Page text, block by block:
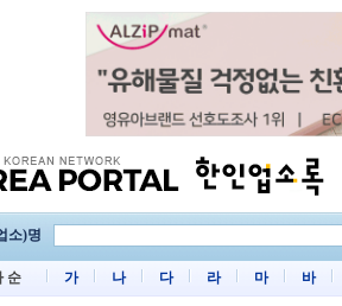
소)명
순 가 나 다 라 마 바